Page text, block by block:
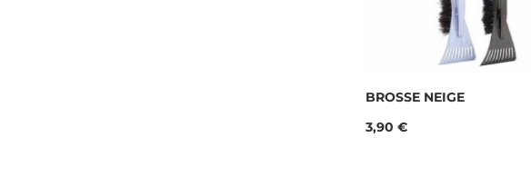
BROSSE NEIGE
Prix
3,90 €